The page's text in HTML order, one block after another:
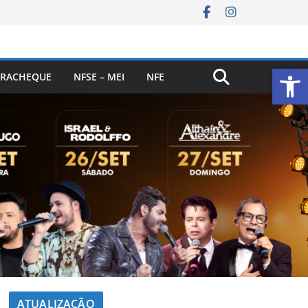
NFSE – MEI NFE
ATUALIZAÇÃO